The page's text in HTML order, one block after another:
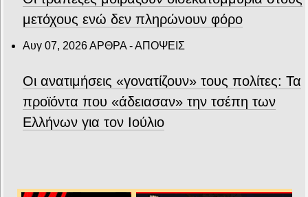
μετόχους ενώ δεν πληρώνουν φόρο
Αυγ 07, 2026ΑΡΘΡΑ - ΑΠΟΨΕΙΣ
Οι ανατιμήσεις «γονατίζουν» τους πολίτες: Τα
προϊόντα που «άδειασαν» την τσέπη των
Ελλήνων για τον Ιούλιο